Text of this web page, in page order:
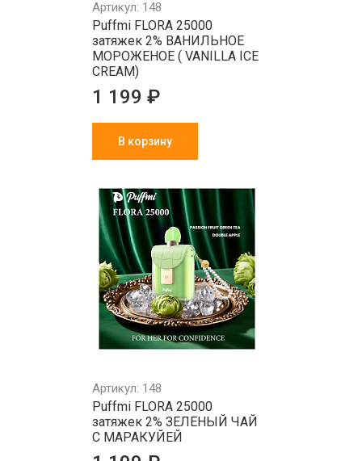
Артикул: 148
Puffmi FLORA 25000
затяжек 2% ВАНИЛЬНОЕ
МОРОЖЕНОЕ ( VANILLA ICE
CREAM)
1 199 ₽
В корзину
Артикул: 148
Puffmi FLORA 25000
затяжек 2% ЗЕЛЕНЫЙ ЧАЙ
С МАРАКУЙЕЙ